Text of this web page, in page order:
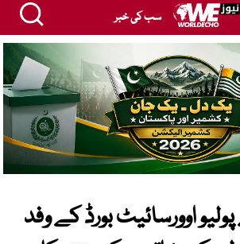
سب کی خبر
اوورسائیٹ بورڈ کے وفد